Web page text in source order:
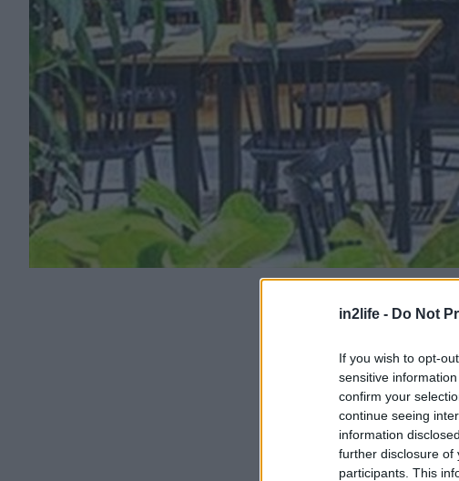
in2life - Do Not
If you wish to opt-
sensitive
confirm your
continue seeing
information
further disclosure of
participants. This